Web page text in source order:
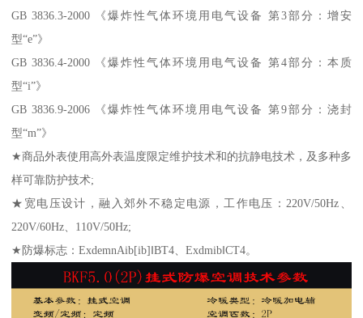
GB 3836.3-2000 《爆炸性气体环境用电气设备 第3部分：增安
型“e”》
GB 3836.4-2000 《爆炸性气体环境用电气设备 第4部分：本质
型“i”》
GB 3836.9-2006 《爆炸性气体环境用电气设备 第9部分：浇封
型“m”》
★商品外表使用高外表温度限定维护技术和的抗静电技术，及多种多
样可靠防护技术;
★宽电压设计，融入郊外不稳定电源，工作电压：220V/50Hz、
220V/60Hz、110V/50Hz;
★防爆标志：ExdemnAib[ib]‖BT4、Exdmib‖CT4。